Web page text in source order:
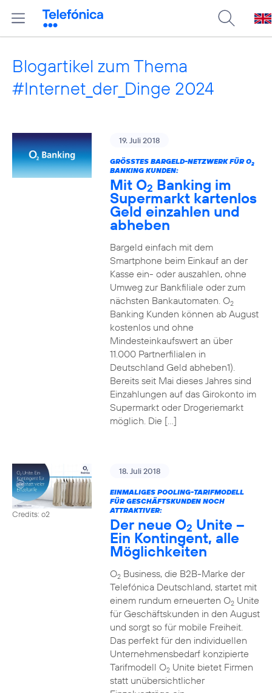
Blogartikel zum Thema
#Internet_der_Dinge 2024
19. Juli 2018
GRÖSSTES BARGELD-NETZWERK FÜR O 2
BANKING KUNDEN:
Mit O2 Banking im
Supermarkt kartenlos
Geld einzahlen und
abheben
Bargeld einfach mit dem
Smartphone beim Einkauf an der
Kasse ein- oder auszahlen, ohne
Umweg zur Bankfiliale oder zum
nächsten Bankautomaten. O2
Banking Kunden können ab August
kostenlos und ohne
Mindesteinkaufswert an über
11.000 Partnerfilialen in
Deutschland Geld abheben1).
Bereits seit Mai dieses Jahres sind
Einzahlungen auf das Girokonto im
Supermarkt oder Drogeriemarkt
möglich. Die […]
Credits: o2
18. Juli 2018
EINMALIGES POOLING-TARIFMODELL
FÜR GESCHÄFTSKUNDEN NOCH
ATTRAKTIVER:
Der neue O2 Unite –
Ein Kontingent, alle
Möglichkeiten
O2Business, die B2B-Marke der
Telefónica Deutschland, startet mit
einem rundum erneuerten O2Unite
für Geschäftskunden in den August
und sorgt so für mobile Freiheit.
Das perfekt für den individuellen
Unternehmensbedarf konzipierte
Tarifmodell O2Unite bietet Firmen
statt unübersichtlicher